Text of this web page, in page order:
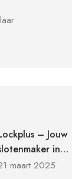
– Jouw
in
voor
maart 2025